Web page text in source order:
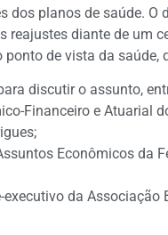
dos planos de saúde. O
reajustes diante de um
de vista da saúde,
discutir o assunto,
Financeiro e Atuarial
Econômicos da
da